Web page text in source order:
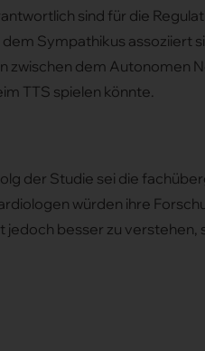
sind für die
Sympathikus assoziiert
zwischen dem Autonomen
TTS spielen könnte.
der Studie sei die
würden ihre
jedoch besser zu verstehen,